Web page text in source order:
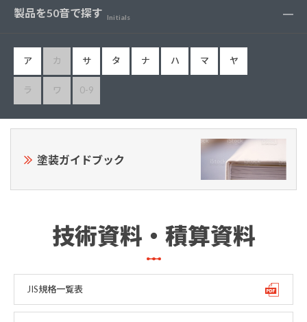
製品を50音で探す Initials
ア カ サ タ ナ ハ マ ヤ
ラ ワ 0-9
塗装ガイドブック
技術資料・積算資料
JIS規格一覧表